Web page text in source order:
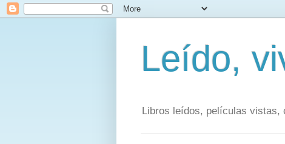
Leído,
Libros leídos, películas vistas,